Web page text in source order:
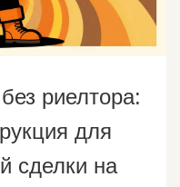
риелтора:
для
сделки на